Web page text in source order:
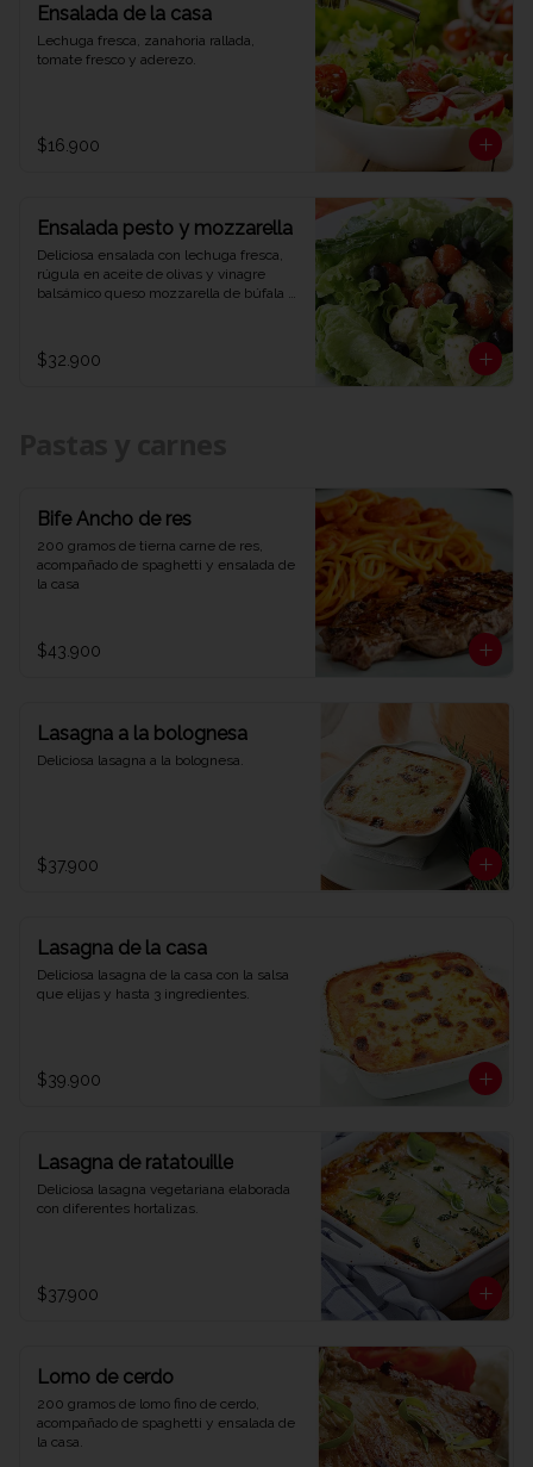
Ensalada de la casa
Lechuga fresca, zanahoria rallada,
tomate fresco y aderezo.
$16.900
Ensalada pesto y mozzarella
Deliciosa ensalada con lechuga fresca,
rúgula en aceite de olivas y vinagre
balsámico queso mozzarella de búfala
$32.900
Bife Ancho de res
200 gramos de tierna carne de res,
acompañado de spaghetti y ensalada de
la casa
$43.900
Lasagna a la bolognesa
Deliciosa lasagna a la bolognesa.
$37.900
Lasagna de la casa
Deliciosa lasagna de la casa con la salsa
que elijas y hasta 3 ingredientes.
$39.900
Lasagna de ratatouille
Deliciosa lasagna vegetariana elaborada
con diferentes hortalizas.
$37.900
Lomo de cerdo
200 gramos de lomo fino de cerdo,
acompañado de spaghetti y ensalada de
la casa.